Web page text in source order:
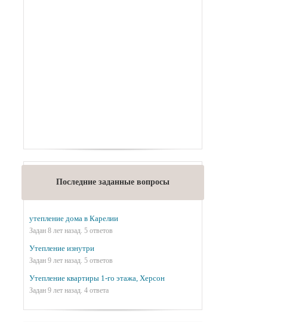
Последние заданные вопросы
утепление дома в Карелии
Задан 8 лет назад. 5 ответов
Утепление изнутри
Задан 9 лет назад. 5 ответов
Утепление квартиры 1-го этажа, Херсон
Задан 9 лет назад. 4 ответа